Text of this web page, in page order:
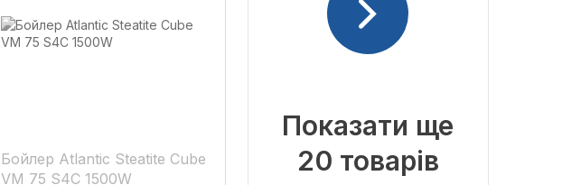
Бойлер Atlantic Steatite Cube
VM 75 S4C 1500W
Показати ще
20 товарів